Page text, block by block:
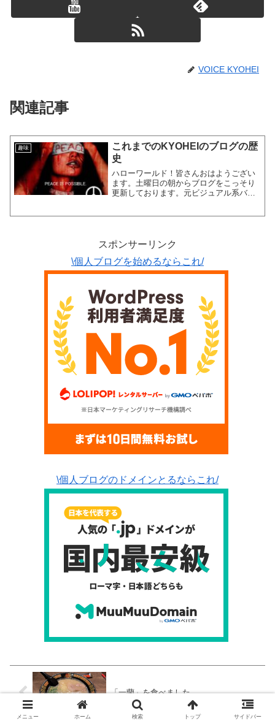
VOICE KYOHEI
関連記事
趣味
これまでのKYOHEIのブログの歴
史
ハローワールド！皆さんおはようござい
ます。土曜日の朝からブログをこっそり
更新しております。元ビジュアル系バン
スポンサーリンク
\個人ブログを始めるならこれ/
\個人ブログのドメインとるならこれ/
「一蘭」を食べました。
メニュー ホーム 検索 トップ サイドバー